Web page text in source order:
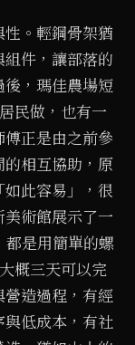
性。輕鋼骨架猶
件，讓部落的
，瑪佳農場短
民做，也有一
正是由之前參
相互協助，原
此容易」，很
術館展示了一
都是用簡單的螺
概三天可以完
造過程，有經
低成本，有社